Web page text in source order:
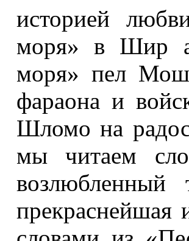
историей
моря» в Шир
моря» пел
фараона и
Шломо на
мы читаем
возлюб­ленный
прекраснейшая